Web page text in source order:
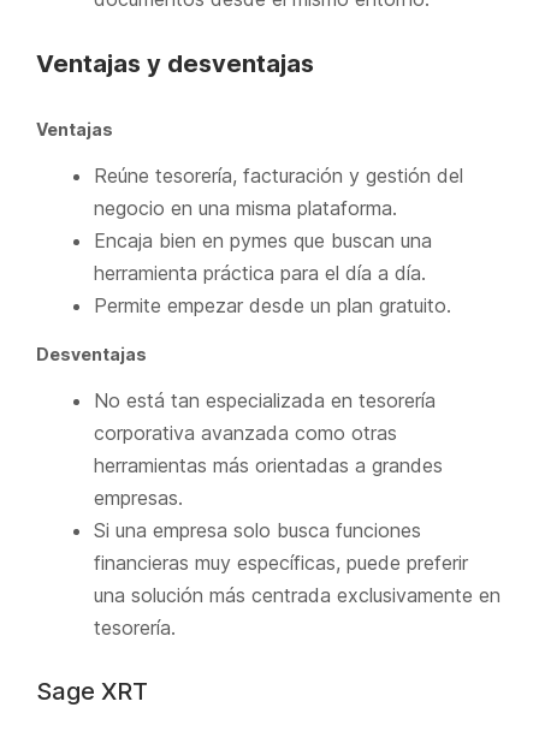
Ventajas y desventajas
Ventajas
Reúne tesorería, facturación y gestión del
negocio en una misma plataforma.
Encaja bien en pymes que buscan una
herramienta práctica para el día a día.
Permite empezar desde un plan gratuito.
Desventajas
No está tan especializada en tesorería
corporativa avanzada como otras
herramientas más orientadas a grandes
empresas.
Si una empresa solo busca funciones
financieras muy específicas, puede preferir
una solución más centrada exclusivamente en
tesorería.
Sage XRT